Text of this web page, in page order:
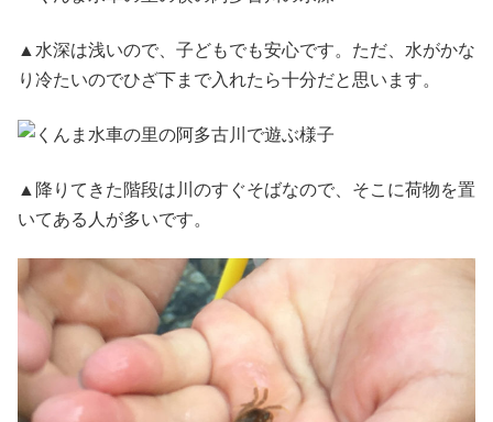
▲水深は浅いので、子どもでも安心です。ただ、水がかな
り冷たいのでひざ下まで入れたら十分だと思います。
▲降りてきた階段は川のすぐそばなので、そこに荷物を置
いてある人が多いです。